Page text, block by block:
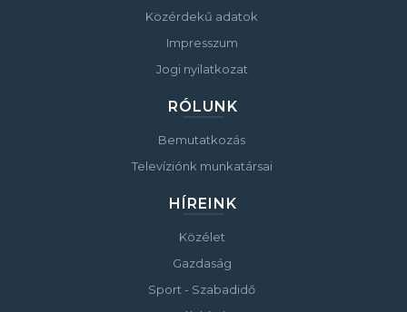
Közérdekű adatok
Impresszum
Jogi nyilatkozat
RÓLUNK
Bemutatkozás
Televíziónk munkatársai
HÍREINK
Közélet
Gazdaság
Sport - Szabadidő